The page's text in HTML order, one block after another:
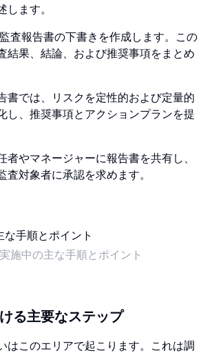
します。
査報告書の下書きを作成します。この
結果、結論、および推奨事項をまとめ
書では、リスクを定性的および定量的
し、推奨事項とアクションプランを提
者やマネージャーに報告書を共有し、
査対象者に承認を求めます。
施中の主な手順とポイント
る主要なステップ
はこのエリアで起こります。これは調